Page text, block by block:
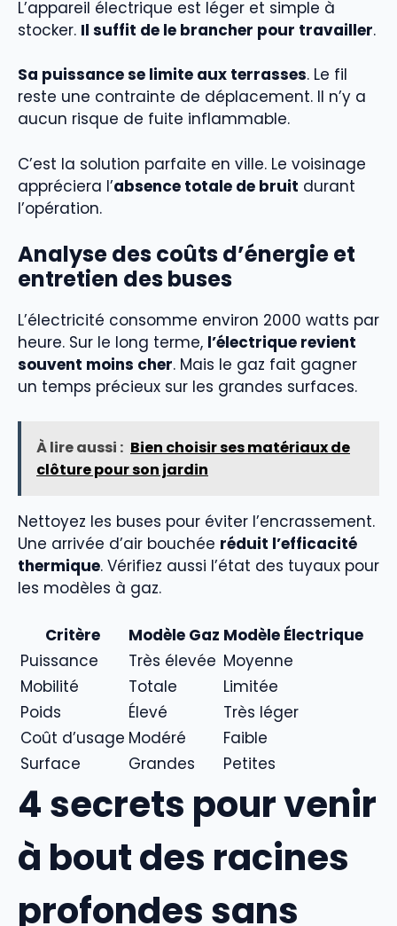
L’appareil électrique est léger et simple à
stocker. Il suffit de le brancher pour travailler.
Sa puissance se limite aux terrasses. Le fil
reste une contrainte de déplacement. Il n’y a
aucun risque de fuite inflammable.
C’est la solution parfaite en ville. Le voisinage
appréciera l’absence totale de bruit durant
l’opération.
Analyse des coûts d’énergie et
entretien des buses
L’électricité consomme environ 2000 watts par
heure. Sur le long terme, l’électrique revient
souvent moins cher. Mais le gaz fait gagner
un temps précieux sur les grandes surfaces.
À lire aussi : Bien choisir ses matériaux de
clôture pour son jardin
Nettoyez les buses pour éviter l’encrassement.
Une arrivée d’air bouchée réduit l’efficacité
thermique. Vérifiez aussi l’état des tuyaux pour
les modèles à gaz.
Critère Modèle Gaz Modèle Électrique
Puissance
Très élevée Moyenne
Mobilité
Totale
Limitée
Poids
Élevé
Très léger
Coût d’usage Modéré
Faible
Surface
Grandes Petites
4 secrets pour venir
à bout des racines
profondes sans